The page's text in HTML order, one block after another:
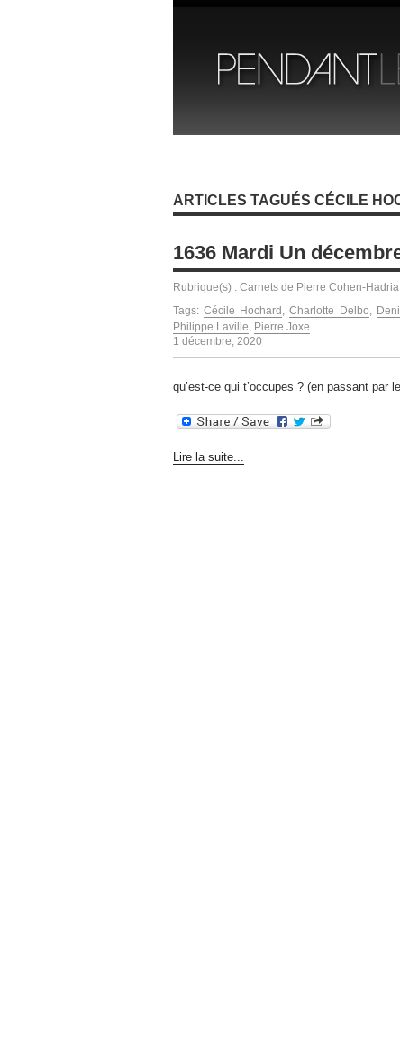
ARTICLES TAGUÉS CÉCILE
1636 Mardi Un
Rubrique(s) : Carnets de Pierre Cohen-Hadria
Tags:Cécile Hochard ,Charlotte Delbo,
Philippe Laville, Pierre Joxe
1 décembre, 2020
qu’est-ce qui t’occupes ? (en passant par
Lire la suite...